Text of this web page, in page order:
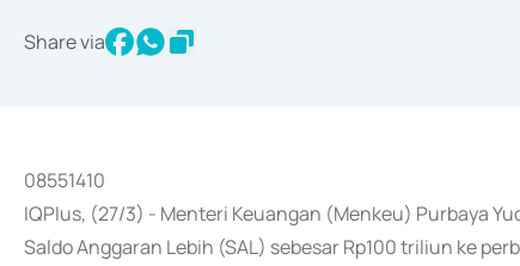
Share via
08551410
IQPlus, (27/3) - Menteri Keuangan (Menkeu) Purbaya
Saldo Anggaran Lebih (SAL) sebesar Rp100 triliun ke